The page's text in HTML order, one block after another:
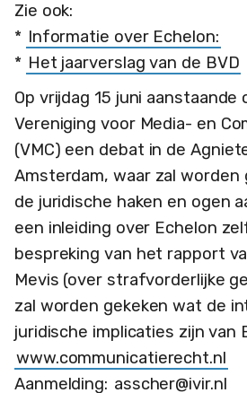
Zie ook:
* Informatie over Echelon:
* Het jaarverslag van de BVD
Op vrijdag 15 juni
Vereniging voor Media- en
(VMC) een debat in de
Amsterdam, waar zal worden
de juridische haken en ogen
een inleiding over Echelon
bespreking van het rapport
Mevis (over strafvorderlijke
zal worden gekeken wat de
juridische implicaties zijn van
www.communicatierecht.nl
Aanmelding: asscher@ivir.nl